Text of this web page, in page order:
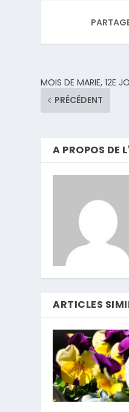
MOIS DE MARIE, 12E
PRÉCÉDENT
A PROPOS DE
ARTICLES